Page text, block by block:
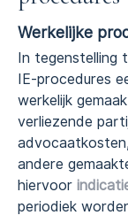
Werkelijke
In tegenstelling
IE-procedures
werkelijk
verliezende
andere
hiervoor
periodiek